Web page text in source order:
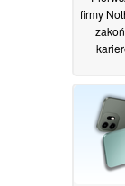
firmy